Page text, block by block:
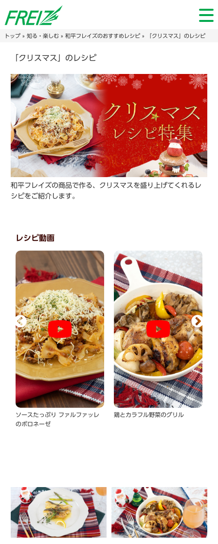
トップ» 知る・楽しむ» 和平フレイズのおすすめレシピ» 「クリスマス」のレシピ
「クリスマス」のレシピ
和平フレイズの商品で作る、クリスマスを盛り上げてくれるレ
シピをご紹介します。
レシピ動画
ソースたっぷり ファルファッレ
のボロネーゼ
鶏とカラフル野菜のグリル